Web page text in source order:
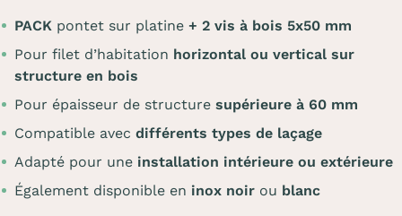
PACK pontet sur platine + 2 vis à bois 5x50 mm
Pour filet d’habitation horizontal ou vertical sur
structure en bois
Pour épaisseur de structure supérieure à 60 mm
Compatible avec différents types de laçage
Adapté pour une installation intérieure ou extérieure
Également disponible en inox noir ou blanc